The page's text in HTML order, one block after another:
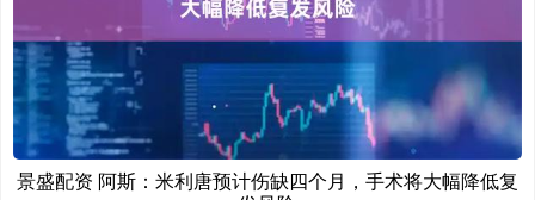
景盛配资 阿斯：米利唐预计伤缺四个月，手术将大幅降低复